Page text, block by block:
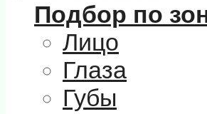
Подбор по
Лицо
Глаза
Губы